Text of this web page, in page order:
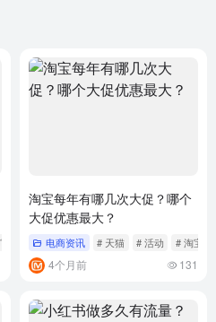
淘宝每年有哪几次大促？哪个
大促优惠最大？
电商资讯 # 天猫 # 活动 # 淘宝
4个月前 131